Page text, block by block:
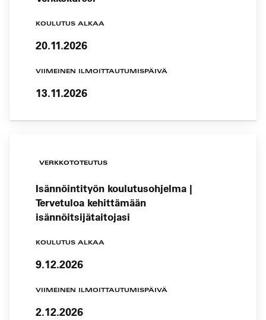
KOULUTUS ALKAA
20.11.2026
VIIMEINEN ILMOITTAUTUMISPÄIVÄ
13.11.2026
VERKKOTOTEUTUS
Isännöintityön koulutusohjelma |
Tervetuloa kehittämään
isännöitsijätaitojasi
KOULUTUS ALKAA
9.12.2026
VIIMEINEN ILMOITTAUTUMISPÄIVÄ
2.12.2026